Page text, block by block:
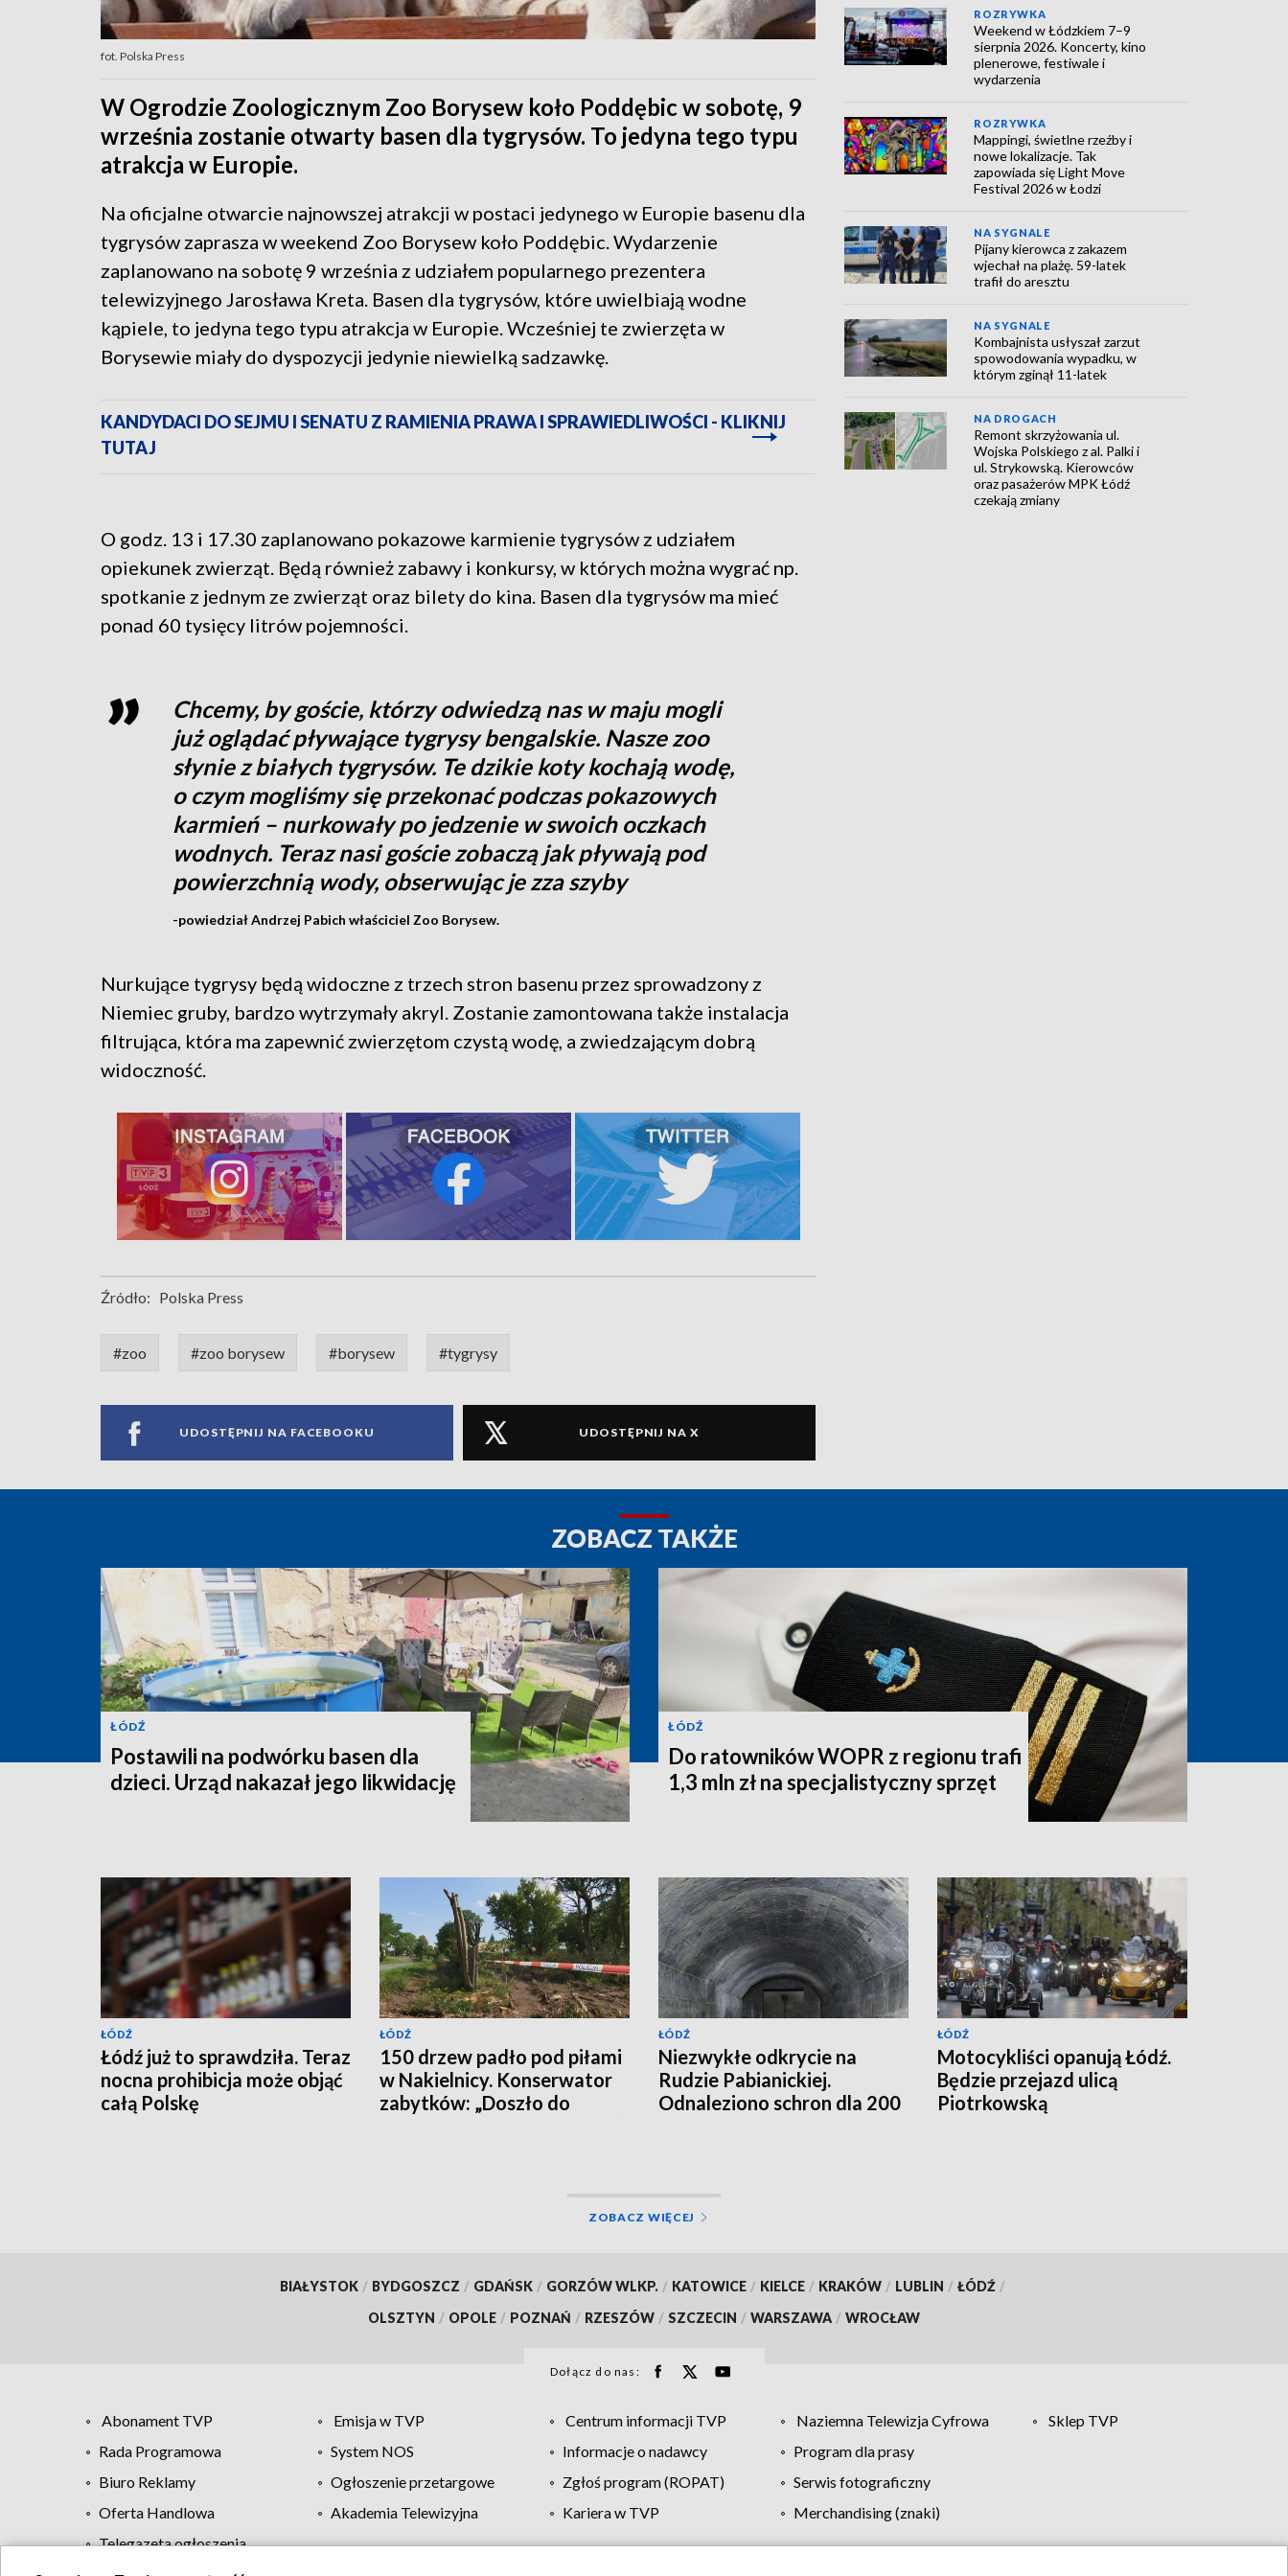
fot. Polska Press
W Ogrodzie Zoologicznym Zoo Borysew koło Poddębic w sobotę, 9
września zostanie otwarty basen dla tygrysów. To jedyna tego typu
atrakcja w Europie.
Na oficjalne otwarcie najnowszej atrakcji w postaci jedynego w Europie basenu dla
tygrysów zaprasza w weekend Zoo Borysew koło Poddębic. Wydarzenie
zaplanowano na sobotę 9 września z udziałem popularnego prezentera
telewizyjnego Jarosława Kreta. Basen dla tygrysów, które uwielbiają wodne
kąpiele, to jedyna tego typu atrakcja w Europie. Wcześniej te zwierzęta w
Borysewie miały do dyspozycji jedynie niewielką sadzawkę.
KANDYDACI DO SEJMU I SENATU Z RAMIENIA PRAWA I SPRAWIEDLIWOŚCI - KLIKNIJ
TUTAJ
O godz. 13 i 17.30 zaplanowano pokazowe karmienie tygrysów z udziałem
opiekunek zwierząt. Będą również zabawy i konkursy, w których można wygrać np.
spotkanie z jednym ze zwierząt oraz bilety do kina. Basen dla tygrysów ma mieć
ponad 60 tysięcy litrów pojemności.
Chcemy, by goście, którzy odwiedzą nas w maju mogli
już oglądać pływające tygrysy bengalskie. Nasze zoo
słynie z białych tygrysów. Te dzikie koty kochają wodę,
o czym mogliśmy się przekonać podczas pokazowych
karmień – nurkowały po jedzenie w swoich oczkach
wodnych. Teraz nasi goście zobaczą jak pływają pod
powierzchnią wody, obserwując je zza szyby
-powiedział Andrzej Pabich właściciel Zoo Borysew.
Nurkujące tygrysy będą widoczne z trzech stron basenu przez sprowadzony z
Niemiec gruby, bardzo wytrzymały akryl. Zostanie zamontowana także instalacja
filtrująca, która ma zapewnić zwierzętom czystą wodę, a zwiedzającym dobrą
widoczność.
Źródło: Polska Press
#zoo #zoo borysew #borysew #tygrysy
UDOSTĘPNIJ NA FACEBOOKU UDOSTĘPNIJ NA X
ROZRYWKA
Weekend w Łódzkiem 7–9
sierpnia 2026. Koncerty, kino
plenerowe, festiwale i
wydarzenia
ROZRYWKA
Mappingi, świetlne rzeźby i
nowe lokalizacje. Tak
zapowiada się Light Move
Festival 2026 w Łodzi
NA SYGNALE
Pijany kierowca z zakazem
wjechał na plażę. 59-latek
trafił do aresztu
NA SYGNALE
Kombajnista usłyszał zarzut
spowodowania wypadku, w
którym zginął 11-latek
NA DROGACH
Remont skrzyżowania ul.
Wojska Polskiego z al. Palki i
ul. Strykowską. Kierowców
oraz pasażerów MPK Łódź
czekają zmiany
ZOBACZ TAKŻE
ŁÓDŹ
Postawili na podwórku basen dla
dzieci. Urząd nakazał jego likwidację
ŁÓDŹ
Do ratowników WOPR z regionu trafi
1,3 mln zł na specjalistyczny sprzęt
ŁÓDŹ
Łódź już to sprawdziła. Teraz
nocna prohibicja może objąć
całą Polskę
ŁÓDŹ
150 drzew padło pod piłami
w Nakielnicy. Konserwator
zabytków: „Doszło do
ŁÓDŹ
Niezwykłe odkrycie na
Rudzie Pabianickiej.
Odnaleziono schron dla 200
ŁÓDŹ
Motocykliści opanują Łódź.
Będzie przejazd ulicą
Piotrkowską
ZOBACZ WIĘCEJ
BIAŁYSTOK / BYDGOSZCZ / GDAŃSK / GORZÓW WLKP. / KATOWICE / KIELCE / KRAKÓW / LUBLIN / ŁÓDŹ /
OLSZTYN / OPOLE / POZNAŃ / RZESZÓW / SZCZECIN / WARSZAWA / WROCŁAW
Dołącz do nas:
Abonament TVP Emisja w TVP Centrum informacji TVP Naziemna Telewizja Cyfrowa
Sklep TVP
Rada Programowa
System NOS Informacje o nadawcy
Program dla prasy
Biuro Reklamy
Ogłoszenie przetargowe Zgłoś program (ROPAT)
Serwis fotograficzny
Oferta Handlowa
Akademia Telewizyjna Kariera w TVP
Merchandising (znaki)
Telegazeta ogłoszenia